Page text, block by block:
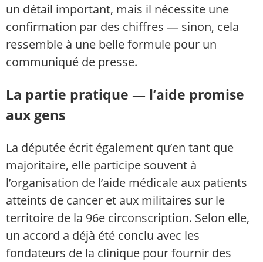
un détail important, mais il nécessite une
confirmation par des chiffres — sinon, cela
ressemble à une belle formule pour un
communiqué de presse.
La partie pratique — l’aide promise
aux gens
La députée écrit également qu’en tant que
majoritaire, elle participe souvent à
l’organisation de l’aide médicale aux patients
atteints de cancer et aux militaires sur le
territoire de la 96e circonscription. Selon elle,
un accord a déjà été conclu avec les
fondateurs de la clinique pour fournir des